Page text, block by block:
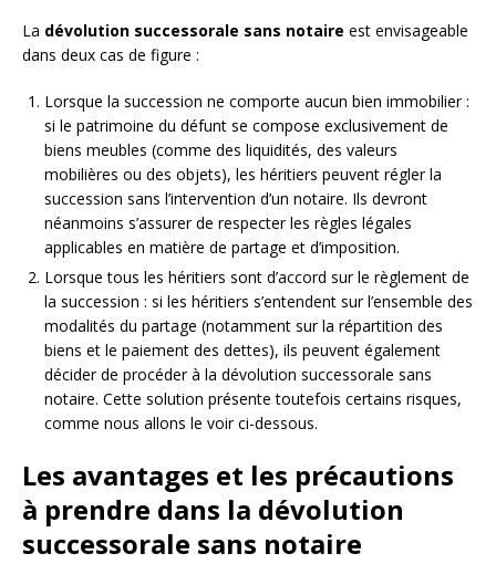
La dévolution successorale sans notaire est envisageable
dans deux cas de figure :
Lorsque la succession ne comporte aucun bien immobilier :
si le patrimoine du défunt se compose exclusivement de
biens meubles (comme des liquidités, des valeurs
mobilières ou des objets), les héritiers peuvent régler la
succession sans l’intervention d’un notaire. Ils devront
néanmoins s’assurer de respecter les règles légales
applicables en matière de partage et d’imposition.
Lorsque tous les héritiers sont d’accord sur le règlement de
la succession : si les héritiers s’entendent sur l’ensemble des
modalités du partage (notamment sur la répartition des
biens et le paiement des dettes), ils peuvent également
décider de procéder à la dévolution successorale sans
notaire. Cette solution présente toutefois certains risques,
comme nous allons le voir ci-dessous.
Les avantages et les précautions
à prendre dans la dévolution
successorale sans notaire